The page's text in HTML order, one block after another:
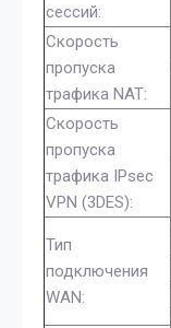
сессий:
Скорость
пропуска
трафика NAT:
Скорость
пропуска
трафика IPsec
VPN (3DES):
Тип
подключения
WAN: